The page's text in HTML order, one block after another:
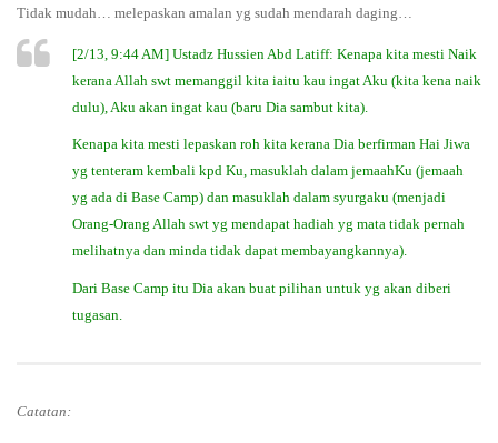
Tidak mudah… melepaskan amalan yg sudah mendarah daging…
[2/13, 9:44 AM] Ustadz Hussien Abd Latiff: Kenapa kita mesti Naik
kerana Allah swt memanggil kita iaitu kau ingat Aku (kita kena naik
dulu), Aku akan ingat kau (baru Dia sambut kita).
Kenapa kita mesti lepaskan roh kita kerana Dia berfirman Hai Jiwa
yg tenteram kembali kpd Ku, masuklah dalam jemaahKu (jemaah
yg ada di Base Camp) dan masuklah dalam syurgaku (menjadi
Orang-Orang Allah swt yg mendapat hadiah yg mata tidak pernah
melihatnya dan minda tidak dapat membayangkannya).
Dari Base Camp itu Dia akan buat pilihan untuk yg akan diberi
tugasan.
Catatan: